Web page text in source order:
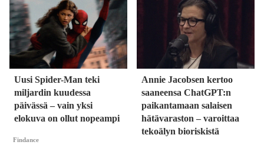
Uusi Spider-Man teki
miljardin kuudessa
päivässä – vain yksi
elokuva on ollut nopeampi
Findance
Annie Jacobsen kertoo
saaneensa ChatGPT:n
paikantamaan salaisen
hätävaraston – varoittaa
tekoälyn bioriskistä